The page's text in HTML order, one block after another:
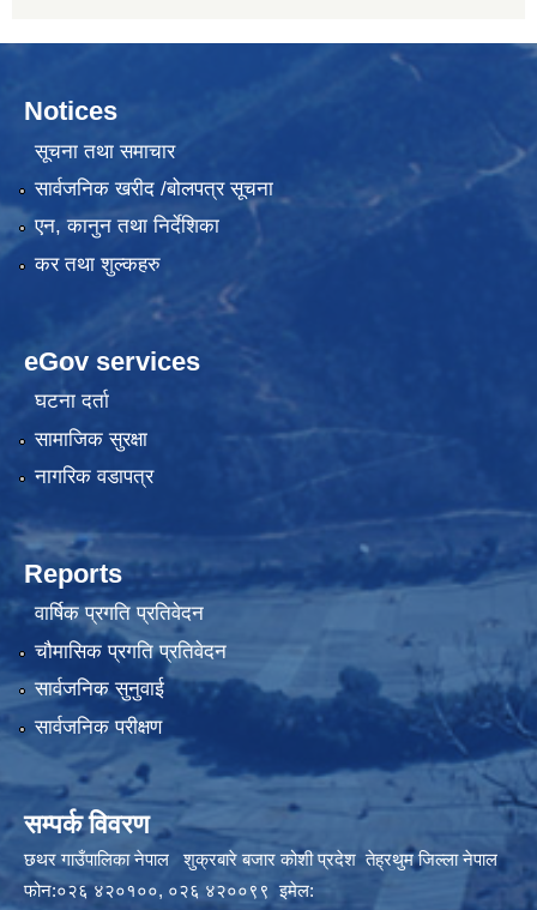
Notices
सूचना तथा समाचार
सार्वजनिक खरीद /बोलपत्र सूचना
एन, कानुन तथा निर्देशिका
कर तथा शुल्कहरु
eGov services
घटना दर्ता
सामाजिक सुरक्षा
नागरिक वडापत्र
Reports
वार्षिक प्रगति प्रतिवेदन
चौमासिक प्रगति प्रतिवेदन
सार्वजनिक सुनुवाई
सार्वजनिक परीक्षण
सम्पर्क विवरण
छथर गाउँपालिका नेपाल शुक्रबारे बजार कोशी प्रदेश तेह्रथुम जिल्ला नेपाल
फोन:०२६ ४२०१००, ०२६ ४२००९९ इमेल: